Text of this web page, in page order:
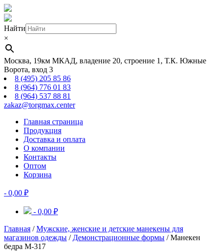
Найти
×
Москва, 19км МКАД, владение 20, строение 1, Т.К. Южные
Ворота, вход 3
8 (495) 205 85 86
8 (964) 776 01 83
8 (964) 537 88 81
zakaz@torgmax.center
Главная страница
Продукция
Доставка и оплата
О компании
Контакты
Оптом
Корзина
- 0,00 ₽
- 0,00 ₽
Главная /Мужские, женские и детские манекены для
магазинов одежды / Демонстрационные формы / Манекен
бедра М-317